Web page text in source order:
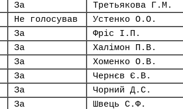
За Третьякова Г.М.
Не голосував Устенко О.О.
За Фріс І.П.
За Халімон П.В.
За Хоменко О.В.
За Чернєв Є.В.
За Чорний Д.С.
За Швець С.Ф.